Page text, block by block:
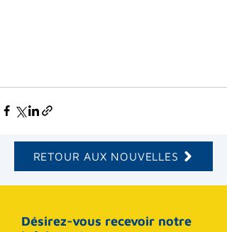
RETOUR AUX NOUVELLES
Désirez-vous recevoir notre